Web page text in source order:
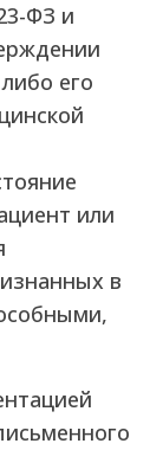
ФЗ и
его
или
в